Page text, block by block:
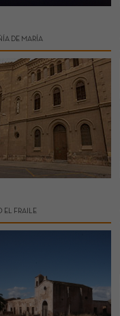
DE MARÍA
EL FRAILE